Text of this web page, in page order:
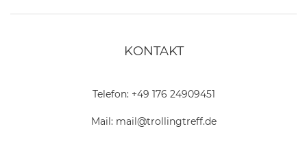
KONTAKT
Telefon: +49 176 24909451
Mail: mail@trollingtreff.de